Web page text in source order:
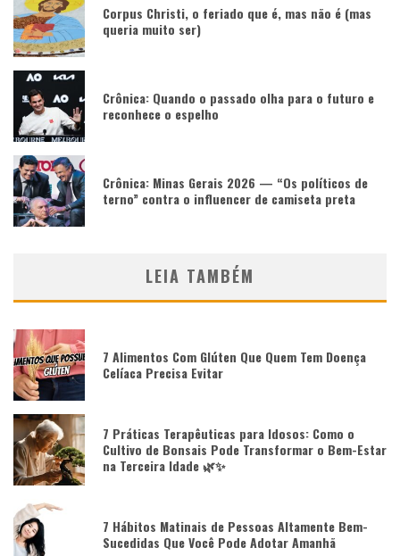
Corpus Christi, o feriado que é, mas não é (mas
queria muito ser)
Crônica: Quando o passado olha para o futuro e
reconhece o espelho
Crônica: Minas Gerais 2026 — “Os políticos de
terno” contra o influencer de camiseta preta
LEIA TAMBÉM
7 Alimentos Com Glúten Que Quem Tem Doença
Celíaca Precisa Evitar
7 Práticas Terapêuticas para Idosos: Como o
Cultivo de Bonsais Pode Transformar o Bem-Estar
na Terceira Idade 🌿✨
7 Hábitos Matinais de Pessoas Altamente Bem-
Sucedidas Que Você Pode Adotar Amanhã